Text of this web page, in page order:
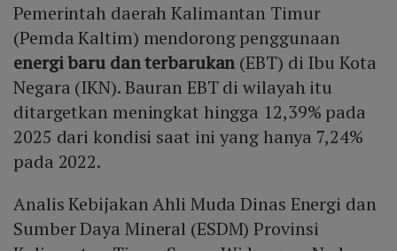
Pemerintah daerah Kalimantan Timur
(Pemda Kaltim) mendorong penggunaan
energi baru dan terbarukan (EBT) di Ibu Kota
Negara (IKN). Bauran EBT di wilayah itu
ditargetkan meningkat hingga 12,39% pada
2025 dari kondisi saat ini yang hanya 7,24%
pada 2022.
Analis Kebijakan Ahli Muda Dinas Energi dan
Sumber Daya Mineral (ESDM) Provinsi